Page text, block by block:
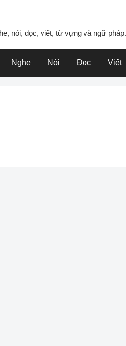
nói, đọc, viết, từ vựng và ngữ pháp.
Nghe Nói Đọc Viết